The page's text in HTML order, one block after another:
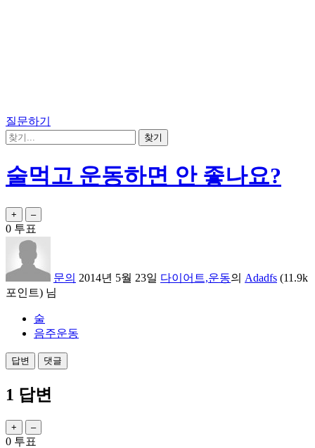
질문하기
술먹고 운동하면 안 좋나요?
0 투표
문의 2014년 5월 23일 다이어트,운동의 Adadfs (11.9k
포인트) 님
술
음주운동
1 답변
0 투표